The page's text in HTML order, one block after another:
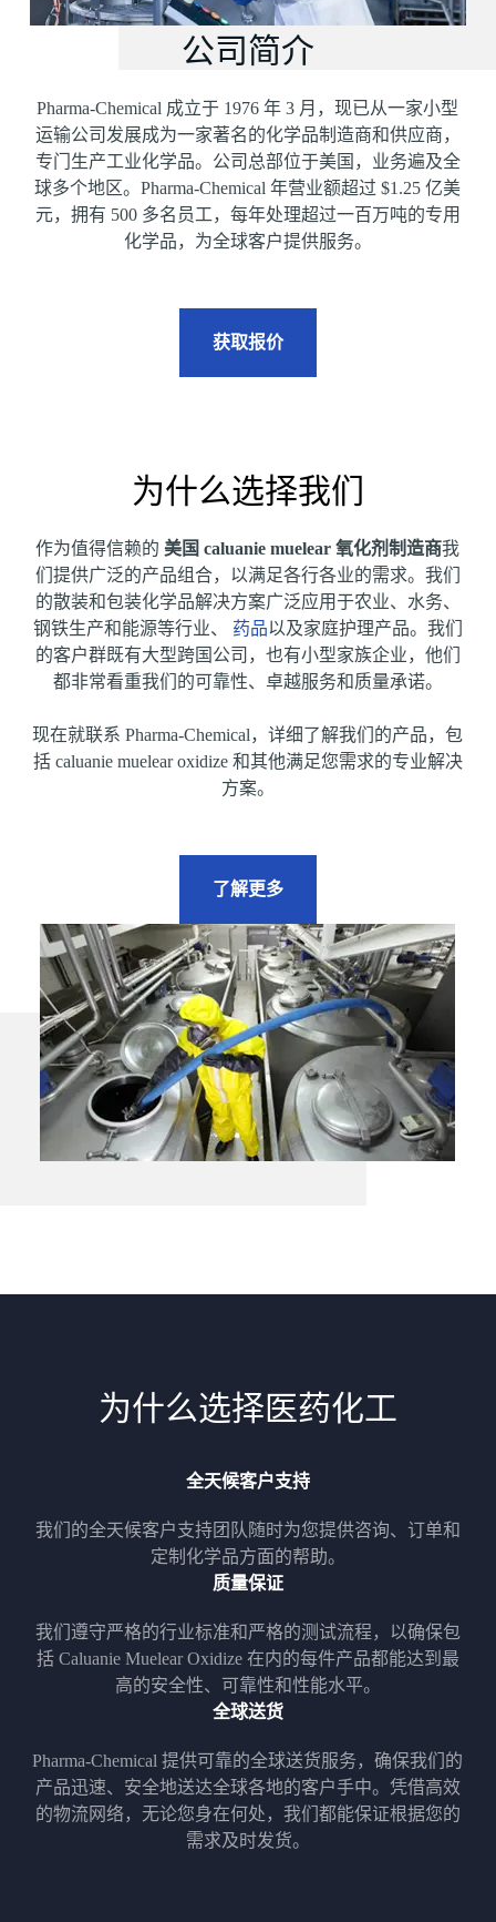
公司简介
Pharma-Chemical 成立于 1976 年 3 月，现已从一家小型
运输公司发展成为一家著名的化学品制造商和供应商，
专门生产工业化学品。公司总部位于美国，业务遍及全
球多个地区。Pharma-Chemical 年营业额超过 $1.25 亿美
元，拥有 500 多名员工，每年处理超过一百万吨的专用
化学品，为全球客户提供服务。
获取报价
为什么选择我们
作为值得信赖的 美国 caluanie muelear 氧化剂制造商我
们提供广泛的产品组合，以满足各行各业的需求。我们
的散装和包装化学品解决方案广泛应用于农业、水务、
钢铁生产和能源等行业、 药品以及家庭护理产品。我们
的客户群既有大型跨国公司，也有小型家族企业，他们
都非常看重我们的可靠性、卓越服务和质量承诺。
现在就联系 Pharma-Chemical，详细了解我们的产品，包
括 caluanie muelear oxidize 和其他满足您需求的专业解决
方案。
了解更多
为什么选择医药化工
全天候客户支持
我们的全天候客户支持团队随时为您提供咨询、订单和
定制化学品方面的帮助。
质量保证
我们遵守严格的行业标准和严格的测试流程，以确保包
括 Caluanie Muelear Oxidize 在内的每件产品都能达到最
高的安全性、可靠性和性能水平。
全球送货
Pharma-Chemical 提供可靠的全球送货服务，确保我们的
产品迅速、安全地送达全球各地的客户手中。凭借高效
的物流网络，无论您身在何处，我们都能保证根据您的
需求及时发货。